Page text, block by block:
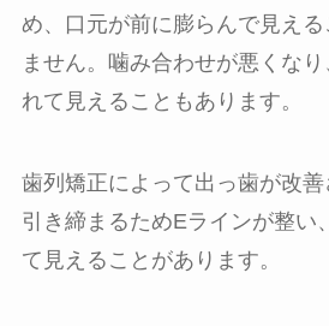
め、口元が前に膨らんで見え
ません。噛み合わせが悪くな
れて見えることもあります。
歯列矯正によって出っ歯が改
引き締まるためEラインが整い
て見えることがあります。